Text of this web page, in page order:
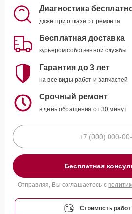
Диагностика
даже при отказе от ремонта
Бесплатная доставка
курьером собственной службы
Гарантия до 3 лет
на все виды работ и запчастей
Срочный ремонт
в день обращения от 30 минут
Бесплатная
Отправляя, Вы соглашаетесь с
Стоимость работ